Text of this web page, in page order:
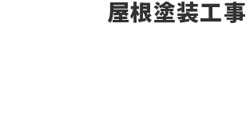
屋根塗装工事